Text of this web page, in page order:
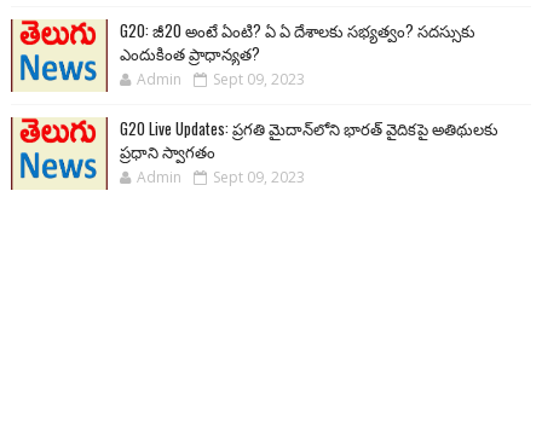
G20: జీ20 అంటే ఏంటి? ఏ ఏ దేశాలకు సభ్యత్వం? సదస్సుకు
ఎందుకింత ప్రాధాన్యత?
Admin Sept 09, 2023
G20 Live Updates: ప్రగతి మైదాన్‌లోని భారత్ వైదికపై అతిథులకు
ప్రధాని స్వాగతం
Admin Sept 09, 2023